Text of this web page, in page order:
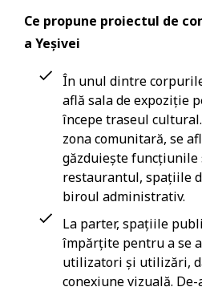
Ce propune proiectul de
a Yeșivei
În unul dintre
află sala de expoziție
începe traseul
zona comunitară, se
găzduiește funcțiunile
restaurantul, spațiile
biroul administrativ.
La parter, spațiile
împărțite pentru a se
utilizatori și utilizări,
conexiune vizuală.